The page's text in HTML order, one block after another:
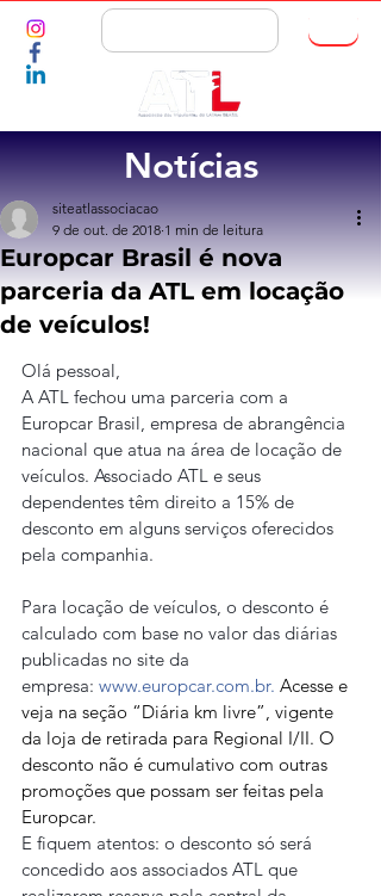
Notícias
Europcar Brasil é nova
parceria da ATL em locação
de veículos!
siteatlassociacao
9 de out. de 2018 1 min de leitura
Olá pessoal,
A ATL fechou uma parceria com a
Europcar Brasil, empresa de abrangência
nacional que atua na área de locação de
veículos. Associado ATL e seus
dependentes têm direito a 15% de
desconto em alguns serviços oferecidos
pela companhia.
Para locação de veículos, o desconto é
calculado com base no valor das diárias
publicadas no site da
empresa: www.europcar.com.br. Acesse e
veja na seção “Diária km livre”, vigente
da loja de retirada para Regional I/II. O
desconto não é cumulativo com outras
promoções que possam ser feitas pela
Europcar.
E fiquem atentos: o desconto só será
concedido aos associados ATL que